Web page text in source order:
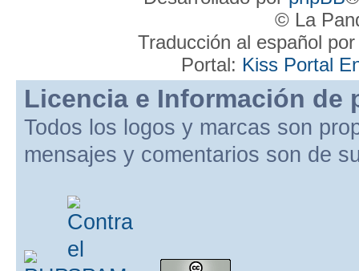
© La
Traducción al español
Portal: Kiss Portal
Licencia e Información de
Todos los logos y marcas son
mensajes y comentarios son de